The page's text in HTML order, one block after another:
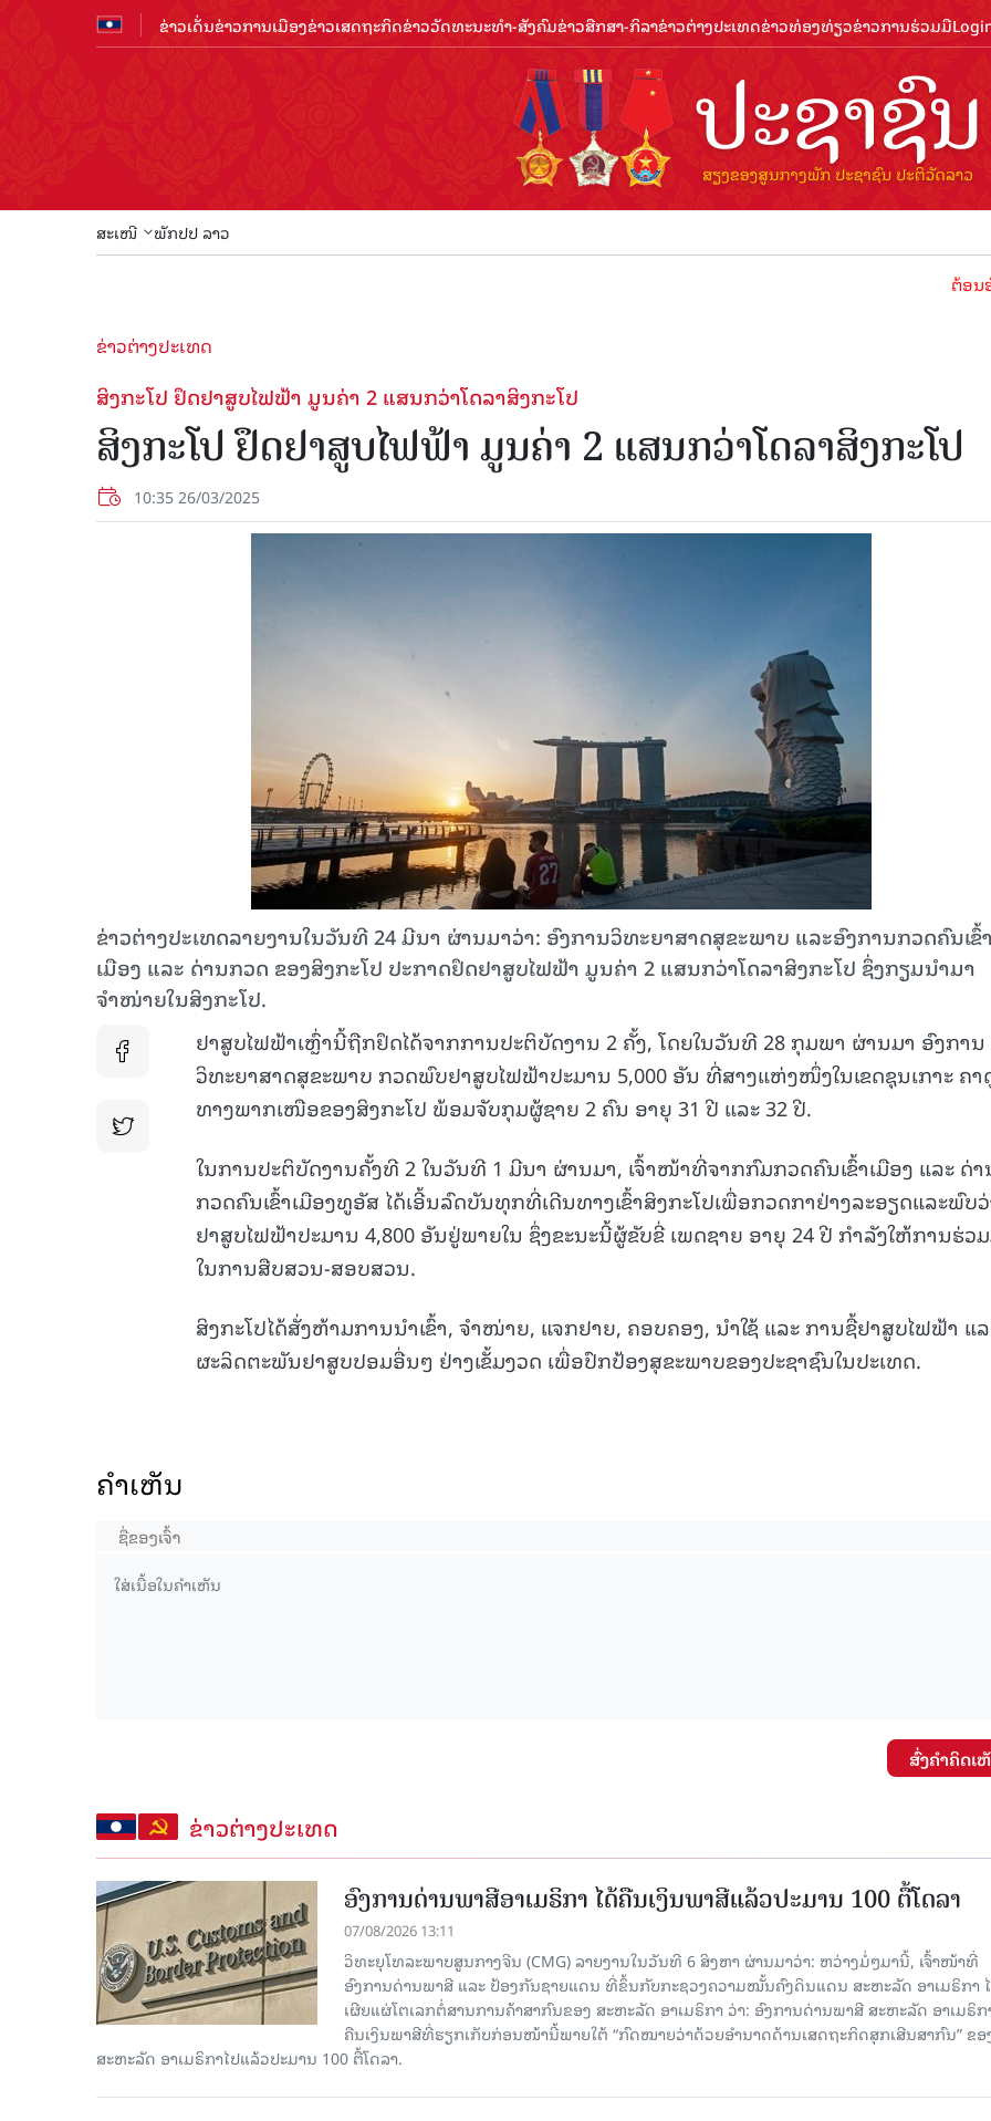
ຂ່າວເດັ່ນຂ່າວການເມືອງຂ່າວເສດຖະກິດຂ່າວວັດທະນະທຳ-ສັງຄົມຂ່າວສືກສາ-ກິລາຂ່າວຕ່າງປະເທດຂ່າວທ່ອງທ່ຽວຂ່າວການຮ່ວມມື
ສະເໜີ ພັກປປ ລາວ
ຕ້ອນຮັບປີທ່ອ
ຂ່າວຕ່າງປະເທດ
ສິງກະໂປ ຢຶດຢາສູບໄຟຟ້າ ມູນຄ່າ 2 ແສນກວ່າໂດລາສິງກະໂປ
ສິງກະໂປ ຢຶດຢາສູບໄຟຟ້າ ມູນຄ່າ 2 ແສນກວ່າໂດລາສິງກະໂປ
10:35 26/03/2025
ຂ່າວຕ່າງປະເທດລາຍງານໃນວັນທີ 24 ມີນາ ຜ່ານມາວ່າ: ອົງການວິທະຍາສາດສຸຂະພາບ ແລະອົງການກວດຄົນເຂົ້າ
ເມືອງ ແລະ ດ່ານກວດ ຂອງສິງກະໂປ ປະກາດຢຶດຢາສູບໄຟຟ້າ ມູນຄ່າ 2 ແສນກວ່າໂດລາສິງກະໂປ ຊຶ່ງກຽມນຳມາ
ຈຳໜ່າຍໃນສິງກະໂປ.
ຢາສູບໄຟຟ້າເຫຼົ່ານີ້ຖືກຢຶດໄດ້ຈາກການປະຕິບັດງານ 2 ຄັ້ງ, ໂດຍໃນວັນທີ 28 ກຸມພາ ຜ່ານມາ ອົງການ
ວິທະຍາສາດສຸຂະພາບ ກວດພົບຢາສູບໄຟຟ້າປະມານ 5,000 ອັນ ທີ່ສາງແຫ່ງໜຶ່ງໃນເຂດຊຸນເກາະ ຄາ
ທາງພາກເໜືອຂອງສິງກະໂປ ພ້ອມຈັບກຸມຜູ້ຊາຍ 2 ຄົນ ອາຍຸ 31 ປີ ແລະ 32 ປີ.
ໃນການປະຕິບັດງານຄັ້ງທີ 2 ໃນວັນທີ 1 ມີນາ ຜ່ານມາ, ເຈົ້າໜ້າທີ່ຈາກກົມກວດຄົນເຂົ້າເມືອງ ແລະ ດ່າ
ກວດຄົນເຂົ້າເມືອງທູອັສ ໄດ້ເອີ້ນລົດບັນທຸກທີ່ເດີນທາງເຂົ້າສິງກະໂປເພື່ອກວດກາຢ່າງລະອຽດແລະພົບ
ຢາສູບໄຟຟ້າປະມານ 4,800 ອັນຢູ່ພາຍໃນ ຊຶ່ງຂະນະນີ້ຜູ້ຂັບຂີ່ ເພດຊາຍ ອາຍຸ 24 ປີ ກຳລັງໃຫ້ການຮ່ວ
ໃນການສືບສວນ-ສອບສວນ.
ສິງກະໂປໄດ້ສັ່ງຫ້າມການນຳເຂົ້າ, ຈຳໜ່າຍ, ແຈກຢາຍ, ຄອບຄອງ, ນຳໃຊ້ ແລະ ການຊື້ຢາສູບໄຟຟ້າ ແ
ຜະລິດຕະພັນຢາສູບປອມອື່ນໆ ຢ່າງເຂັ້ມງວດ ເພື່ອປົກປ້ອງສຸຂະພາບຂອງປະຊາຊົນໃນປະເທດ.
ຄໍາເຫັນ
ສົ່ງຄໍາຄິດເ
ຂ່າວຕ່າງປະເທດ
ອົງການດ່ານພາສີອາເມຣິກາ ໄດ້ຄືນເງິນພາສີແລ້ວປະມານ 100 ຕື້ໂດລາ
07/08/2026 13:11
ວິທະຍຸໂທລະພາບສູນກາງຈີນ (CMG) ລາຍງານໃນວັນທີ 6 ສິງຫາ ຜ່ານມາວ່າ: ຫວ່າງມໍ່ໆມານີ້, ເຈົ້າໜ້າທີ່
ອົງການດ່ານພາສີ ແລະ ປ້ອງກັນຊາຍແດນ ທີ່ຂຶ້ນກັບກະຊວງຄວາມໝັ້ນຄົງດິນແດນ ສະຫະລັດ ອາເມຣິກາ
ເຜີຍແຜ່ໂຕເລກຕໍ່ສານການຄ້າສາກົນຂອງ ສະຫະລັດ ອາເມຣິກາ ວ່າ: ອົງການດ່ານພາສີ ສະຫະລັດ ອາເມຣິກ
ຄືນເງິນພາສີທີ່ຮຽກເກັບກ່ອນໜ້ານີ້ພາຍໃຕ້ “ກົດໝາຍວ່າດ້ວຍອຳນາດດ້ານເສດຖະກິດສຸກເສີນສາກົນ” ຂອ
ສະຫະລັດ ອາເມຣິກາໄປແລ້ວປະມານ 100 ຕື້ໂດລາ.